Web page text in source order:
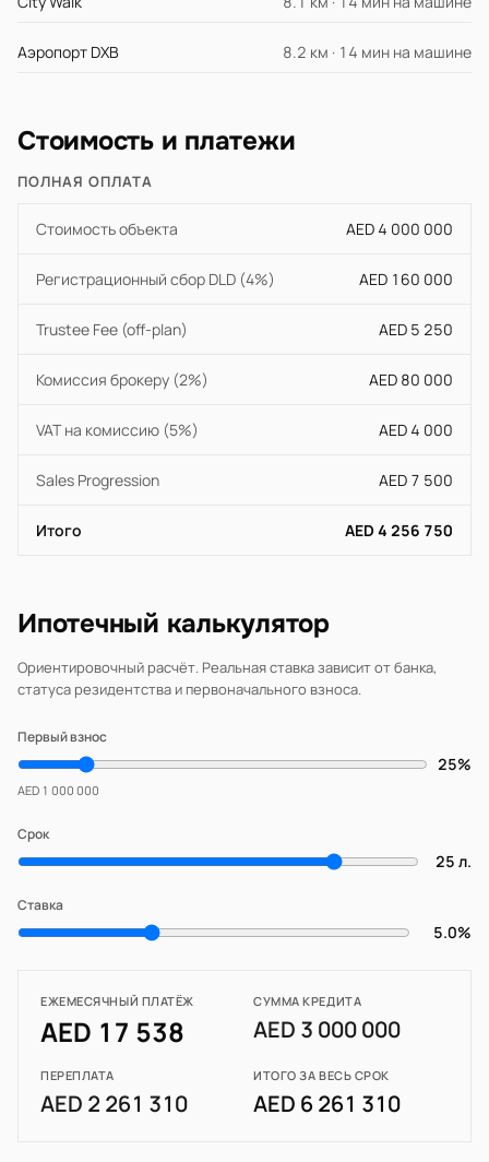
Аэропорт DXB 8.2 км · 14 мин на машине
Стоимость и платежи
ПОЛНАЯ ОПЛАТА
Стоимость объекта AED 4 000 000
Регистрационный сбор DLD (4%) AED 160 000
Trustee Fee (off-plan) AED 5 250
Комиссия брокеру (2%) AED 80 000
VAT на комиссию (5%) AED 4 000
Sales Progression AED 7 500
Итого AED 4 256 750
Ипотечный калькулятор
Ориентировочный расчёт. Реальная ставка зависит от банка,
статуса резидентства и первоначального взноса.
Первый взнос
25%
AED 1 000 000
Срок
25 л.
Ставка
5.0%
ЕЖЕМЕСЯЧНЫЙ ПЛАТЁЖ
AED 17 538
СУММА КРЕДИТА
AED 3 000 000
ПЕРЕПЛАТА
AED 2 261 310
ИТОГО ЗА ВЕСЬ СРОК
AED 6 261 310